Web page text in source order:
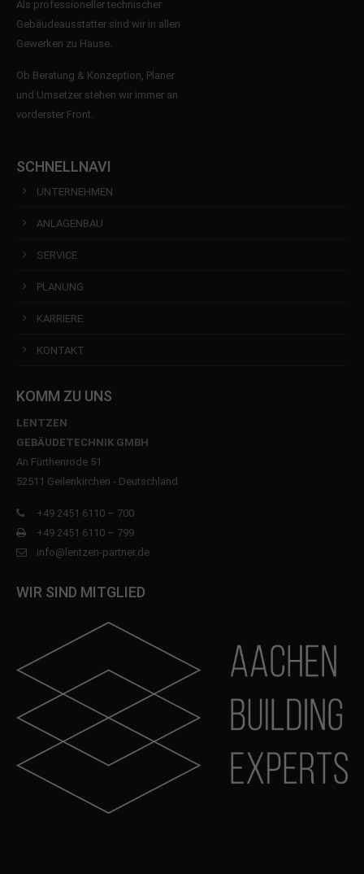
Als professioneller technischer
Gebäudeausstatter sind wir in allen
Gewerken zu Hause.
Ob Beratung & Konzeption, Planer
und Umsetzer stehen wir immer an
vorderster Front.
SCHNELLNAVI
UNTERNEHMEN
ANLAGENBAU
SERVICE
PLANUNG
KARRIERE
KONTAKT
KOMM ZU UNS
LENTZEN
GEBÄUDETECHNIK GMBH
An Fürthenrode 51
52511 Geilenkirchen - Deutschland
+49 2451 6110 – 700
+49 2451 6110 – 799
info@lentzen-partner.de
WIR SIND MITGLIED